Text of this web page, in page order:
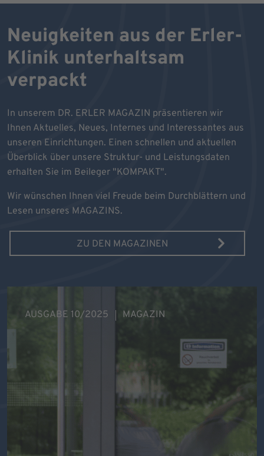
Neuigkeiten aus der Erler-
Klinik unterhaltsam
verpackt
In unserem DR. ERLER MAGAZIN präsentieren wir
Ihnen Aktuelles, Neues, Internes und Interessantes aus
unseren Einrichtungen. Einen schnellen und aktuellen
Überblick über unsere Struktur- und Leistungsdaten
erhalten Sie im Beileger "KOMPAKT".
Wir wünschen Ihnen viel Freude beim Durchblättern und
Lesen unseres MAGAZINS.
ZU DEN MAGAZINEN
AUSGABE 10/2025 MAGAZIN